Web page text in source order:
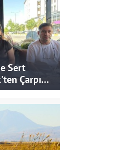
Sert
Çarpıcı